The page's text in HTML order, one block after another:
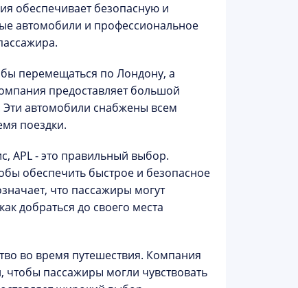
обеспечивает безопасную и
автомобили и профессиональное
перемещаться по Лондону, а
предоставляет большой
Эти автомобили снабжены всем
поездки.
APL - это правильный выбор.
обеспечить быстрое и безопасное
что пассажиры могут
добраться до своего места
во время путешествия. Компания
чтобы пассажиры могли чувствовать